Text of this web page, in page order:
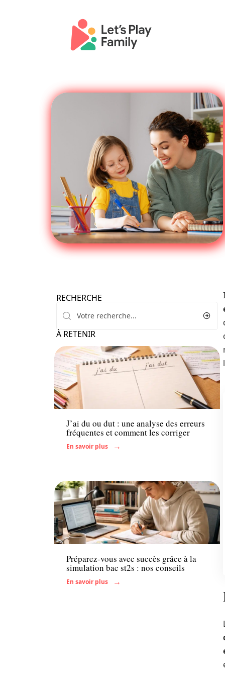
RECHERCHE
À RETENIR
Actu
J’ai du ou dut : une analyse des erreurs
fréquentes et comment les corriger
En savoir plus
Enfant
Préparez-vous avec succès grâce à la
simulation bac st2s : nos conseils
En savoir plus